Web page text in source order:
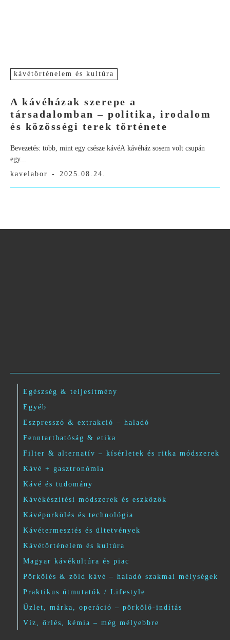
kávétörténelem és kultúra
A kávéházak szerepe a
társadalomban – politika, irodalom
és közösségi terek története
Bevezetés: több, mint egy csésze kávéA kávéház sosem volt csupán
egy...
kavelabor
- 2025.08.24.
Egészség & teljesítmény
Egyéb
Eszpresszó & extrakció – haladó
Fenntarthatóság & etika
Filter & alternatív – kísérletek és ritka módszerek
Kávé + gasztronómia
Kávé és tudomány
Kávékészítési módszerek és eszközök
Kávépörkölés és technológia
Kávétermesztés és ültetvények
Kávétörténelem és kultúra
Magyar kávékultúra és piac
Pörkölés & zöld kávé – haladó szakmai mélységek
Praktikus útmutatók / Lifestyle
Üzlet, márka, operáció – pörkölő-indítás
Víz, őrlés, kémia – még mélyebbre